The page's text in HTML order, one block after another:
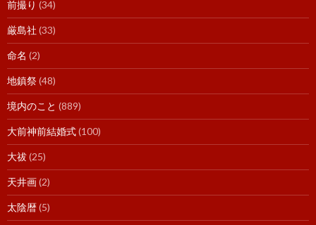
前撮り (34)
厳島社 (33)
命名 (2)
地鎮祭(48)
境内のこと (889)
大前神前結婚式(100)
大祓(25)
天井画(2)
太陰暦(5)